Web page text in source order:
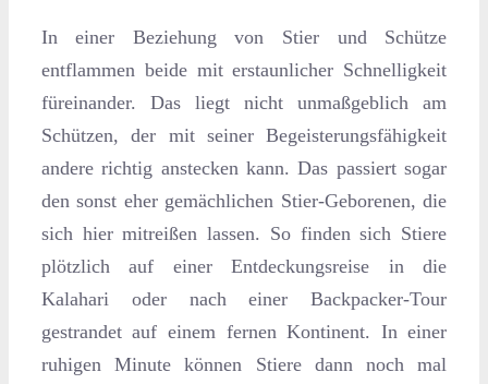
In einer Beziehung von Stier und Schütze
entflammen beide mit erstaunlicher Schnelligkeit
füreinander. Das liegt nicht unmaßgeblich am
Schützen, der mit seiner Begeisterungsfähigkeit
andere richtig anstecken kann. Das passiert sogar
den sonst eher gemächlichen Stier-Geborenen, die
sich hier mitreißen lassen. So finden sich Stiere
plötzlich auf einer Entdeckungsreise in die
Kalahari oder nach einer Backpacker-Tour
gestrandet auf einem fernen Kontinent. In einer
ruhigen Minute können Stiere dann noch mal